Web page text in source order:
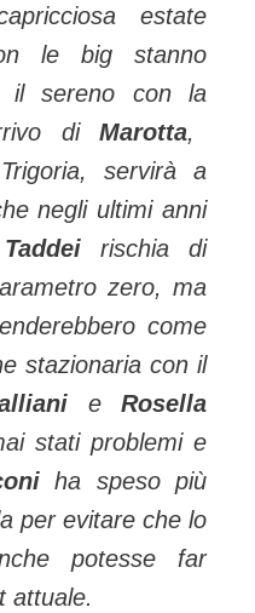
estate
le big stanno
il sereno con la
di Marotta,
servirà a
negli ultimi anni
Taddei rischia di
zero, ma
come
stazionaria con il
eRosella
stati problemi e
ha speso più
per evitare che lo
potesse far
attuale.